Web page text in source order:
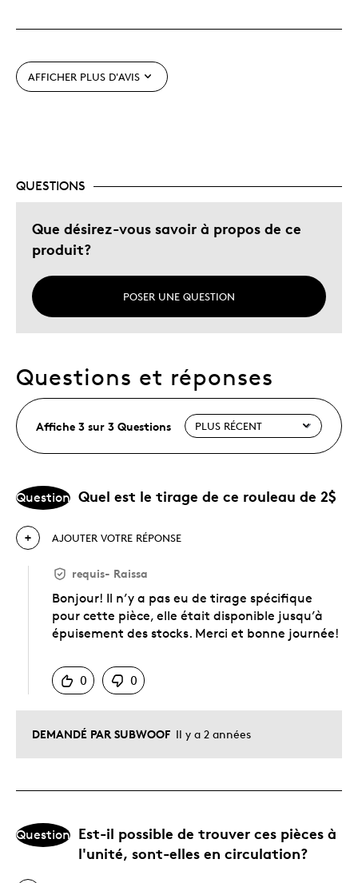
AFFICHER PLUS D'AVIS
QUESTIONS
Que désirez-vous savoir à propos de ce
produit?
POSER UNE QUESTION
Questions et réponses
Affiche 3 sur 3 Questions
Question Quel est le tirage de ce rouleau de 2$
DEMANDÉ PAR SUBWOOF Il y a 2 années
AJOUTER VOTRE RÉPONSE
requis- Raissa
Bonjour! Il n’y a pas eu de tirage spécifique
pour cette pièce, elle était disponible jusqu’à
épuisement des stocks. Merci et bonne journée!
0
0
Question Est-il possible de trouver ces pièces à
l'unité, sont-elles en circulation?